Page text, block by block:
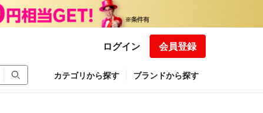
ログイン 会員登録
カテゴリから探す ブランドから探す